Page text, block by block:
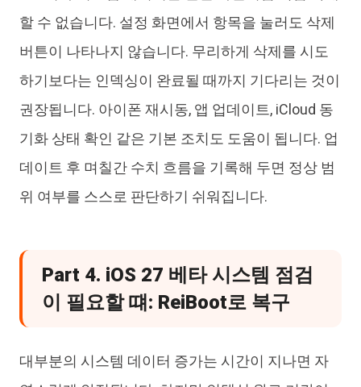
할 수 없습니다. 설정 화면에서 항목을 눌러도 삭제
버튼이 나타나지 않습니다. 무리하게 삭제를 시도
하기보다는 인덱싱이 완료될 때까지 기다리는 것이
권장됩니다. 아이폰 재시동, 앱 업데이트, iCloud 동
기화 상태 확인 같은 기본 조치도 도움이 됩니다. 업
데이트 후 며칠간 수치 흐름을 기록해 두면 정상 범
위 여부를 스스로 판단하기 쉬워집니다.
Part 4. iOS 27 베타 시스템 점검
이 필요할 떄: ReiBoot로 복구
대부분의 시스템 데이터 증가는 시간이 지나면 자